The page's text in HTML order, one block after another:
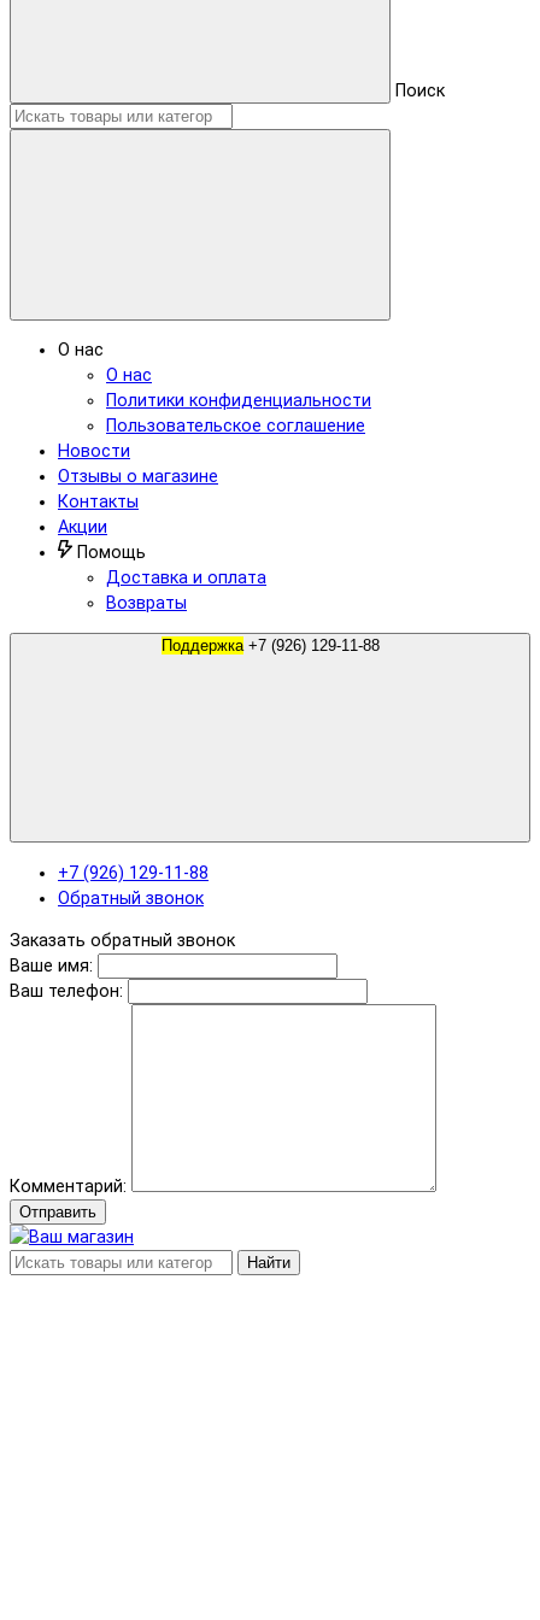
Поиск
О нас
О нас
Политики конфиденциальности
Пользовательское соглашение
Новости
Отзывы о магазине
Контакты
Акции
Помощь
Доставка и оплата
Возвраты
Поддержка +7 (926) 129-11-88
+7 (926) 129-11-88
Обратный звонок
Заказать обратный звонок
Ваше имя:
Ваш телефон:
Комментарий:
Отправить
Найти